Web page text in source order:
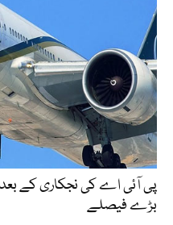
پی آئی اے کی نجکاری کے
بڑے فیصلے